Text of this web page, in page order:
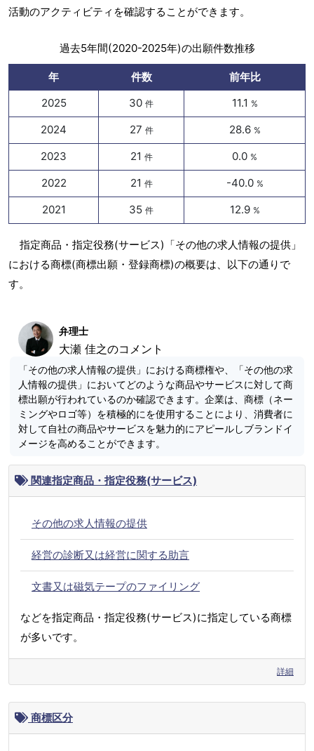
活動のアクティビティを確認することができます。
過去5年間(2020-2025年)の出願件数推移
年 件数
前年比
2025
30 件 11.1 %
2024 27 件 28.6 %
2023 21 件 0.0 %
2022 21 件 -40.0 %
2021 35 件 12.9 %
指定商品・指定役務(サービス)「その他の求人情報の提供」
における商標(商標出願・登録商標)の概要は、以下の通りで
す。
弁理士
大瀬 佳之のコメント
「その他の求人情報の提供」における商標権や、「その他の求
人情報の提供」においてどのような商品やサービスに対して商
標出願が行われているのか確認できます。企業は、商標（ネー
ミングやロゴ等）を積極的にを使用することにより、消費者に
対して自社の商品やサービスを魅力的にアピールしブランドイ
メージを高めることができます。
関連指定商品・指定役務(サービス)
その他の求人情報の提供
経営の診断又は経営に関する助言
文書又は磁気テープのファイリング
などを指定商品・指定役務(サービス)に指定している商標
が多いです。
詳細
商標区分